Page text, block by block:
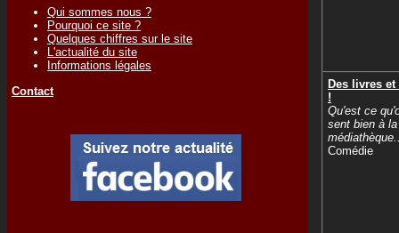
Qui sommes nous ?
Pourquoi ce site ?
Quelques chiffres sur le site
L'actualité du site
Informations légales
Contact
Des livres
!
Qu'est ce
sent bien à la
Comédie